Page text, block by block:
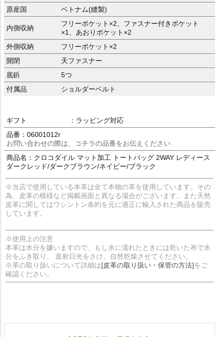
原産国
ベトナム(縫製)
内側収納
フリーポケット×2、ファスナー付きポケット
×1、あおりポケット×2
外側収納
フリーポケット×2
開閉
天ファスナー
底鋲
5つ
付属品
ショルダーベルト
ギフト
：ラッピング対応
品番：06001012r
お問い合わせの際は、コチラの品番をお伝えください
商品名：クロコダイル マット加工 トートバッグ 2WAY レディース
ダークレッド/ダークブラウン/ネイビー/ブラック
※当店で使用している本革は全て本物の革を使用しています。その
為、皮革の模様など掲載画面と異なる場合がございます。また天然
皮革に関してはワシントン条約を元に適正に輸入された商品を販売
しています。
※使用上の注意
本革は水分を嫌いますので、もし水に濡れたときには乾いた布で水
分をふき取り、 直射日光をさけ、自然乾燥させてください。
※革の取り扱いについて詳細は[皮革の取り扱い・保管の方法]をご
確認ください。